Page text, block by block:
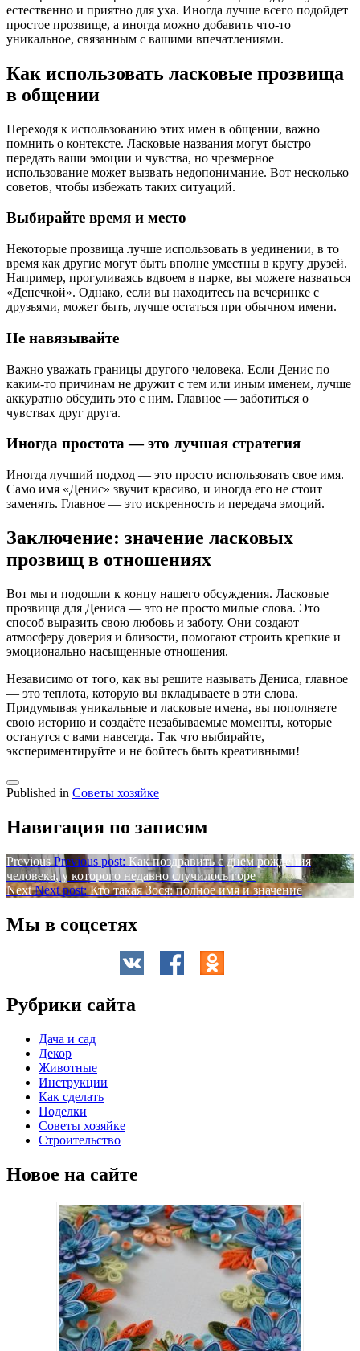
естественно и приятно для уха. Иногда лучше всего подойдет
простое прозвище, а иногда можно добавить что-то
уникальное, связанным с вашими впечатлениями.
Как использовать ласковые прозвища
в общении
Переходя к использованию этих имен в общении, важно
помнить о контексте. Ласковые названия могут быстро
передать ваши эмоции и чувства, но чрезмерное
использование может вызвать недопонимание. Вот несколько
советов, чтобы избежать таких ситуаций.
Выбирайте время и место
Некоторые прозвища лучше использовать в уединении, в то
время как другие могут быть вполне уместны в кругу друзей.
Например, прогуливаясь вдвоем в парке, вы можете назваться
«Денечкой». Однако, если вы находитесь на вечеринке с
друзьями, может быть, лучше остаться при обычном имени.
Не навязывайте
Важно уважать границы другого человека. Если Денис по
каким-то причинам не дружит с тем или иным именем, лучше
аккуратно обсудить это с ним. Главное — заботиться о
чувствах друг друга.
Иногда простота — это лучшая стратегия
Иногда лучший подход — это просто использовать свое имя.
Само имя «Денис» звучит красиво, и иногда его не стоит
заменять. Главное — это искренность и передача эмоций.
Заключение: значение ласковых
прозвищ в отношениях
Вот мы и подошли к концу нашего обсуждения. Ласковые
прозвища для Дениса — это не просто милые слова. Это
способ выразить свою любовь и заботу. Они создают
атмосферу доверия и близости, помогают строить крепкие и
эмоционально насыщенные отношения.
Независимо от того, как вы решите называть Дениса, главное
— это теплота, которую вы вкладываете в эти слова.
Придумывая уникальные и ласковые имена, вы пополняете
свою историю и создаёте незабываемые моменты, которые
останутся с вами навсегда. Так что выбирайте,
экспериментируйте и не бойтесь быть креативными!
Published in Советы хозяйке
Навигация по записям
Previous Previous post: Как поздравить с днем рождения
человека, у которого недавно случилось горе
Next Next post: Кто такая Зося: полное имя и значение
Мы в соцсетях
Рубрики сайта
Дача и сад
Декор
Животные
Инструкции
Как сделать
Поделки
Советы хозяйке
Строительство
Новое на сайте